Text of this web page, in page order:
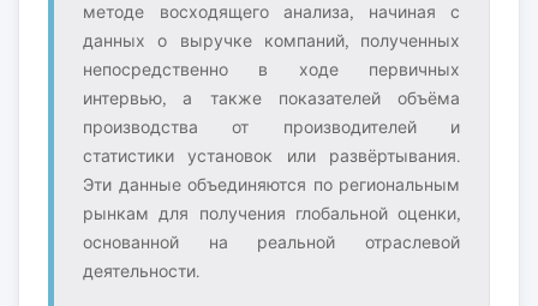
методе восходящего анализа, начиная с
данных о выручке компаний, полученных
непосредственно в ходе первичных
интервью, а также показателей объёма
производства от производителей и
статистики установок или развёртывания.
Эти данные объединяются по региональным
рынкам для получения глобальной оценки,
основанной на реальной отраслевой
деятельности.